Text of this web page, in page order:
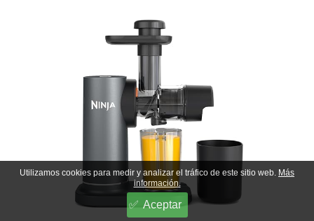
Utilizamos cookies para medir y analizar el tráfico de este sitio web. Más
información.
Aceptar